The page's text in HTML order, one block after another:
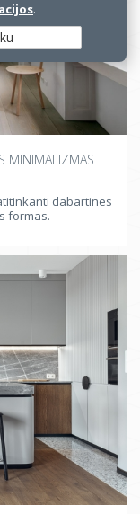
MINIMALIZMAS
dabartines
formas.
.